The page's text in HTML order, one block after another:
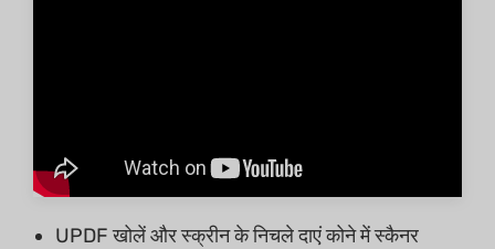
UPDF खोलें और स्क्रीन के निचले दाएं कोने में स्कैनर